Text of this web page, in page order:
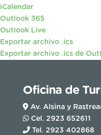
iCalendar
Outlook 365
Outlook Live
Exportar archivo .ics
Exportar archivo .ics de
Oficina de
Av. Alsina y
Cel. 2923 652611
Tel. 2923 402868